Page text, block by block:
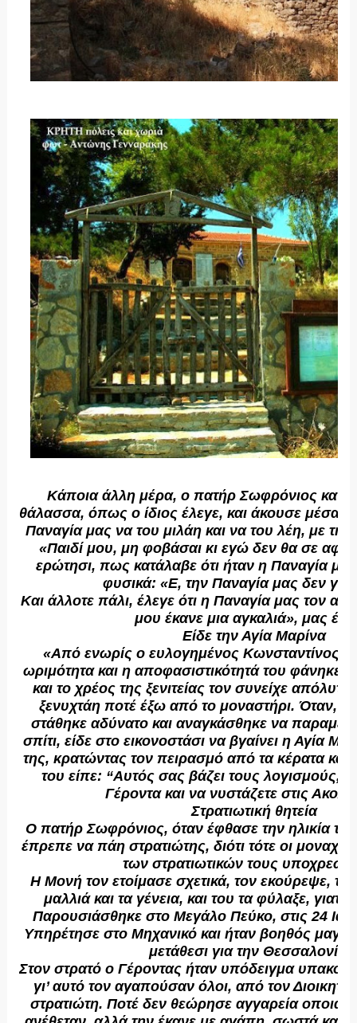
Κάποια άλλη μέρα, ο πατήρ Σωφρόνιος
θάλασσα, όπως ο ίδιος έλεγε, και άκουσε μέσα
Παναγία μας να του μιλάη και να του λέη, με
«Παιδί μου, μη φοβάσαι κι εγώ δεν θα σε
ερώτησι, πως κατάλαβε ότι ήταν η Παναγία
φυσικά: «Ε, την Παναγία μας δεν
Και άλλοτε πάλι, έλεγε ότι η Παναγία μας τον
μου έκανε μια αγκαλιά», μας
Είδε την Αγία Μαρίνα
«Από ενωρίς ο ευλογημένος Κωνσταντίνος
ωριμότητα και η αποφασιστικότητά του φάνηκε
και το χρέος της ξενιτείας τον συνείχε
ξενυχτάη ποτέ έξω από το μοναστήρι. Όταν,
στάθηκε αδύνατο και αναγκάσθηκε να
σπίτι, είδε στο εικονοστάσι να βγαίνει η Αγία
της, κρατώντας τον πειρασμό από τα κέρατα και
του είπε: “Αυτός σας βάζει τους λογισμούς,
Γέροντα και να νυστάζετε στις
Στρατιωτική θητεία
Ο πατήρ Σωφρόνιος, όταν έφθασε την ηλικία
έπρεπε να πάη στρατιώτης, διότι τότε οι
των στρατιωτικών τους
Η Μονή τον ετοίμασε σχετικά, τον εκούρεψε,
μαλλιά και τα γένεια, και του τα φύλαξε, γιατί
Παρουσιάσθηκε στο Μεγάλο Πεύκο, στις 24
Υπηρέτησε στο Μηχανικό και ήταν βοηθός
μετάθεσι για την
Στον στρατό ο Γέροντας ήταν υπόδειγμα υπακοής
γι’ αυτό τον αγαπούσαν όλοι, από τον
στρατιώτη. Ποτέ δεν θεώρησε αγγαρεία